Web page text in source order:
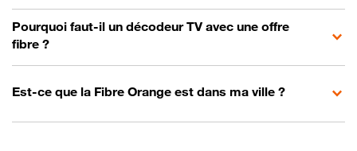
Pourquoi faut-il un décodeur TV avec une offre
fibre ?
Est-ce que la Fibre Orange est dans ma ville ?